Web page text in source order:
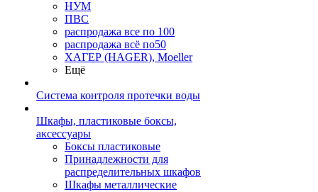
НУМ
ПВС
распродажа все по 100
распродажа всё по50
ХАГЕР (HAGER), Moeller
Ещё
Система контроля протечки воды
Шкафы, пластиковые боксы,
аксессуары
Боксы пластиковые
Принадлежности для
распределительных шкафов
Шкафы металлические